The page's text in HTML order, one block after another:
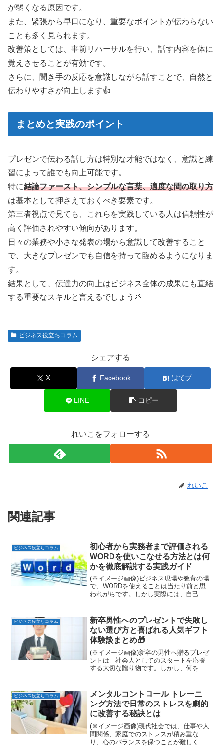
が弱くなる原因です。
また、緊張から早口になり、重要なポイントが伝わらない
ことも多く見られます。
改善策としては、事前リハーサルを行い、話す内容を体に
覚えさせることが有効です。
さらに、聞き手の反応を意識しながら話すことで、自然と
伝わりやすさが向上します👍
まとめと実践のポイント
プレゼンで伝わる話し方は特別な才能ではなく、意識と練
習によって誰でも向上可能です。
特に結論ファースト、シンプルな言葉、適度な間の取り方
は基本として押さえておくべき要素です。
第三者視点で見ても、これらを実践している人は信頼性が
高く評価されやすい傾向があります。
日々の業務や小さな発表の場から意識して改善すること
で、大きなプレゼンでも自信を持って臨めるようになりま
す。
結果として、伝達力の向上はビジネス全体の成果にも直結
する重要なスキルと言えるでしょう🌱
ビジネス役立ちコラム
シェアする
X Facebook はてブ
LINE コピー
れいこをフォローする
れいこ
関連記事
ビジネス役立ちコラム
初心者から実務者まで評価される
WORDを使いこなせる方法とは何
かを徹底解説する実践ガイド
(※イメージ画像)ビジネス現場や教育の場
で、WORDを使えることは当たり前と思
われがちです。しかし実際には、自己流
者の視点から見ると、WORDを使いこな
せる人は、作業効...
ビジネス役立ちコラム
新卒男性へのプレゼントで失敗し
ない選び方と喜ばれる人気ギフト
体験談まとめ🎁
(※イメージ画像)新卒の男性へ贈るプレゼ
ントは、社会人としてのスタートを応援
する大切な贈り物です。しかし、何を選
トの特徴や強み、さらに実際の利用者の
声をもとに、失敗しない...
ビジネス役立ちコラム
メンタルコントロール トレーニ
ング方法で日常のストレスを劇的
に改善する秘訣とは
(※イメージ画像)現代社会では、仕事や人
間関係、家庭でのストレスが積み重な
り、心のバランスを保つことが難しくな